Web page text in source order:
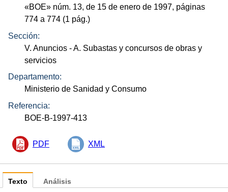
«BOE» núm. 13, de 15 de enero de 1997, páginas
774 a 774 (1 pág.)
Sección:
V. Anuncios - A. Subastas y concursos de obras y
servicios
Departamento:
Ministerio de Sanidad y Consumo
Referencia:
BOE-B-1997-413
PDF XML
Texto Análisis